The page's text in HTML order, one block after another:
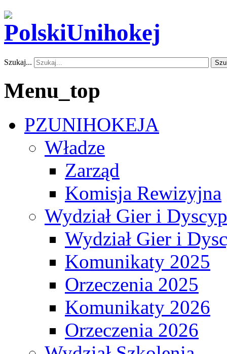
Szukaj...
Menu_top
PZUNIHOKEJA
Władze
Zarząd
Komisja Rewizyjna
Wydział Gier i
Wydział Gier i
Komunikaty 2025
Orzeczenia 2025
Komunikaty 2026
Orzeczenia 2026